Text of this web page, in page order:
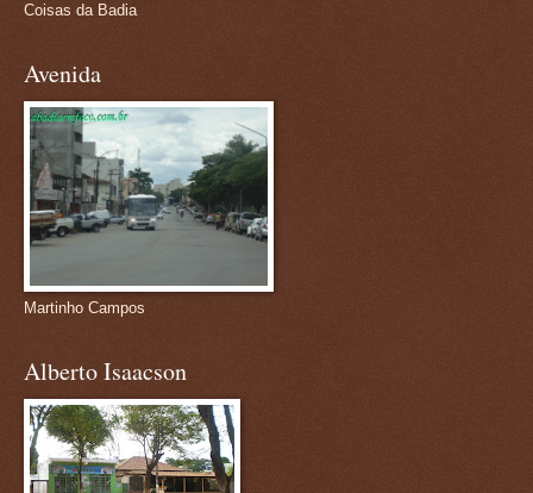
Coisas da Badia
Avenida
Martinho Campos
Alberto Isaacson